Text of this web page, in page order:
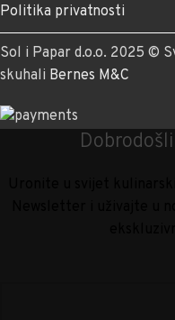
Politika privatnosti
Sol i Papar d.o.o. 2025 ©
skuhali Bernes M&C